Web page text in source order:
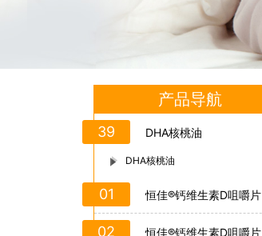
产品导航
39 DHA核桃油
DHA核桃油
01 恒佳®钙维生素D咀嚼片
02 恒佳®钙维生素D咀嚼片